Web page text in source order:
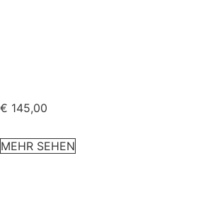
€ 145,00
MEHR SEHEN